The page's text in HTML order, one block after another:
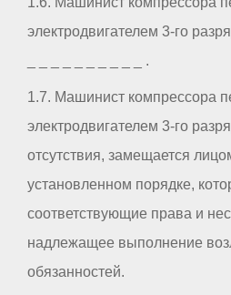
электродвигателем 3-го
_ _ _ _ _ _ _ _ _ _ .
1.7. Машинист компрессора
электродвигателем 3-го
отсутствия, замещается
установленном порядке,
соответствующие права и
надлежащее выполнение
обязанностей.